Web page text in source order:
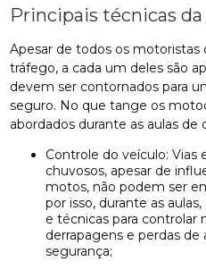
Principais técnicas
Apesar de todos os motoristas
tráfego, a cada um deles são
devem ser contornados para
seguro. No que tange os
abordados durante as aulas de
Controle do veículo: Vias em mau estado ou dias
chuvosos, apesar de
motos, não podem ser
por isso, durante as
e técnicas para controlar
derrapagens e perdas
segurança;